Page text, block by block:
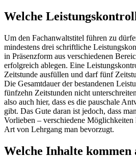
Welche
Um den Fachanwaltstitel führen zu
mindestens drei schriftliche
in Präsenzform aus verschiedenen
erfolgreich ablegen. Eine
Zeitstunde ausfüllen und darf fünf
Die Gesamtdauer der bestandenen
fünfzehn Zeitstunden nicht
also auch hier, dass es die pauschale
gibt. Das Gute daran ist jedoch, dass
Vorlieben – verschiedene Möglichkeiten
Art von Lehrgang man bevorzugt.
Welche Inhalte kommen